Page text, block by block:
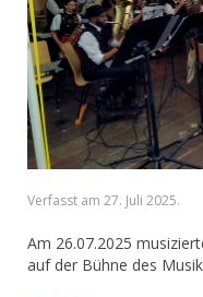
Verfasst am 27. Juli 2025.
Am 26.07.2025
auf der Bühne des